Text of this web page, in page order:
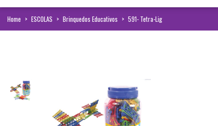
Home > ESCOLAS > Brinquedos Educativos > 591- Tetra-Lig